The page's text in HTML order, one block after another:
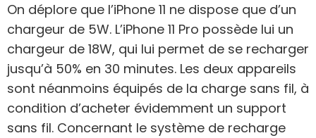
On déplore que l’iPhone 11 ne dispose que d’un
chargeur de 5W. L’iPhone 11 Pro possède lui un
chargeur de 18W, qui lui permet de se recharger
jusqu’à 50% en 30 minutes. Les deux appareils
sont néanmoins équipés de la charge sans fil, à
condition d’acheter évidemment un support
sans fil. Concernant le système de recharge